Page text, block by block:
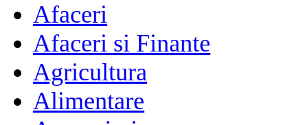
Afaceri
Afaceri si Finante
Agricultura
Alimentare